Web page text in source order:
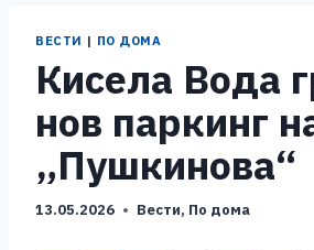
ВЕСТИ | ПО ДОМА
​Кисела Вода
нов паркинг
„Пушкинова“
13.05.2026 Вести, По дома